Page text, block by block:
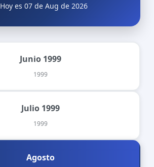
Hoy es 07 de Aug de 2026
Junio 1999
1999
Julio 1999
1999
Agosto